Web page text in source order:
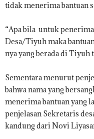
tidak menerima bantuan
“Apa bila untuk
Desa/Tiyuh maka
nya yang berada di Tiyuh
Sementara menurut
bahwa nama yang
menerima bantuan yang
penjelasan Sekretaris
kandung dari Novi